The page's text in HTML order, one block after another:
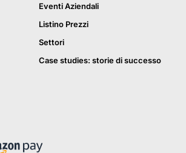
Eventi Aziendali
Listino Prezzi
Settori
Case studies: storie di successo